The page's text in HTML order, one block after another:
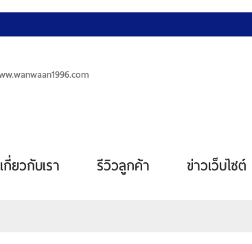
เกี่ยวกับเรา รีวิวลูกค้า ข่าวเว็บไซต์